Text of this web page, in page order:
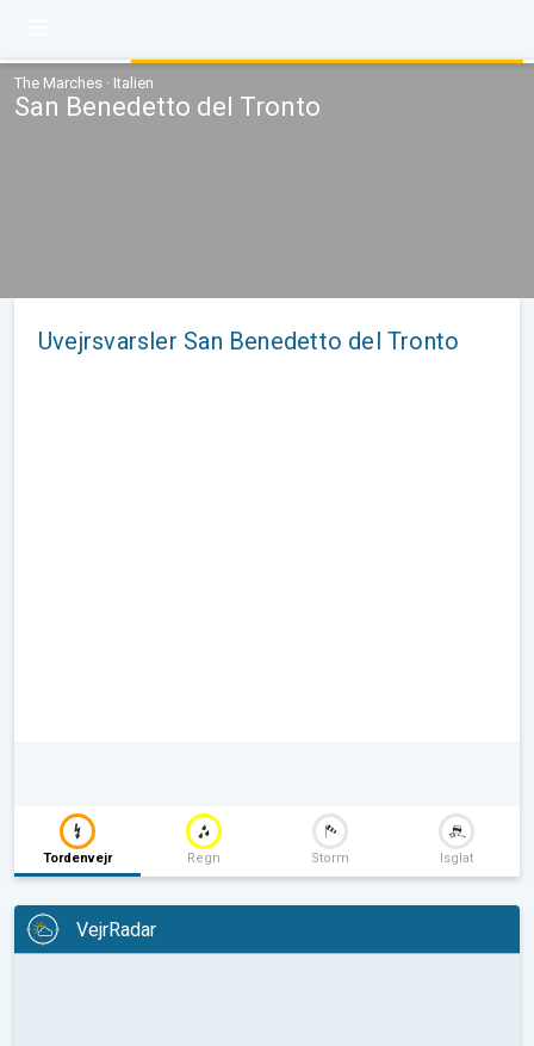
The Marches · Italien
San Benedetto del Tronto
Uvejrsvarsler San Benedetto del Tronto
Tordenvejr Regn Storm Isglat
VejrRadar